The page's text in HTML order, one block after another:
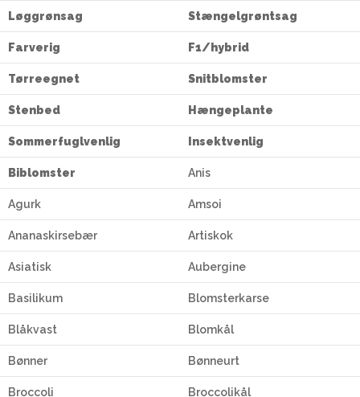
Løggrønsag Stængelgrøntsag
Farverig F1/hybrid
Tørreegnet Snitblomster
Stenbed Hængeplante
Sommerfuglvenlig Insektvenlig
Biblomster Anis
Agurk Amsoi
Ananaskirsebær Artiskok
Asiatisk Aubergine
Basilikum Blomsterkarse
Blåkvast Blomkål
Bønner Bønneurt
Broccoli Broccolikål